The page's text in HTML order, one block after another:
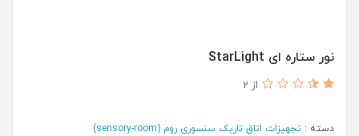
نور ستاره ای StarLight
از 2
دسته : تجهیزات اتاق تاریک سنسوری روم (sensory-room)